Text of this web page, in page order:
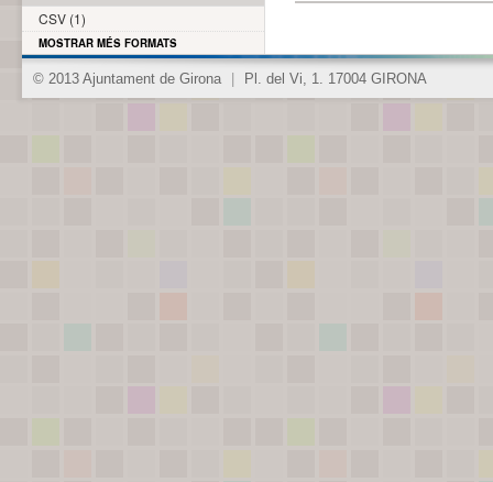
CSV (1)
MOSTRAR MÉS FORMATS
© 2013 Ajuntament de Girona Pl. del Vi, 1. 17004 GIRONA